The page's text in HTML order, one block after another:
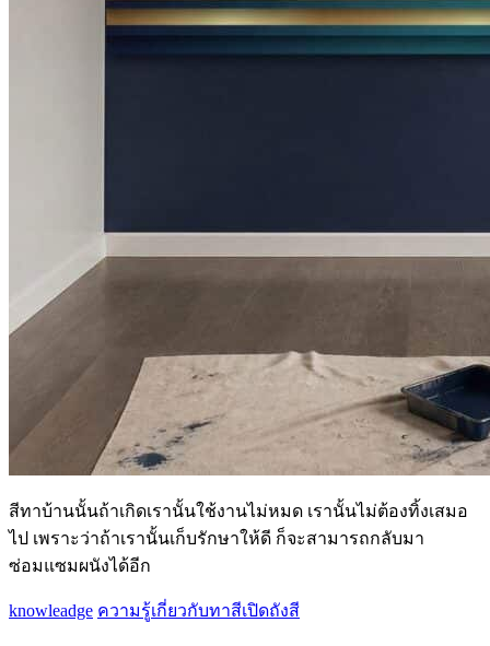
สีทาบ้านนั้นถ้าเกิดเรานั้นใช้งานไม่หมด เรานั้นไม่ต้องทิ้งเสมอ
ไป เพราะว่าถ้าเรานั้นเก็บรักษาให้ดี ก็จะสามารถกลับมา
ซ่อมแซมผนังได้อีก
knowleadge ความรู้เกี่ยวกับทาสีเปิดถังสี